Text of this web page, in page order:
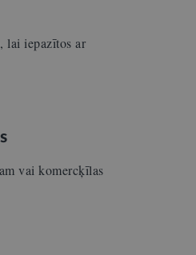
lai iepazītos ar
vai komercķīlas